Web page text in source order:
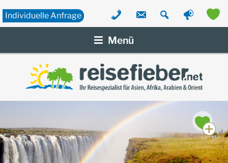
Zum
IndividuelleAnfrage
Menü